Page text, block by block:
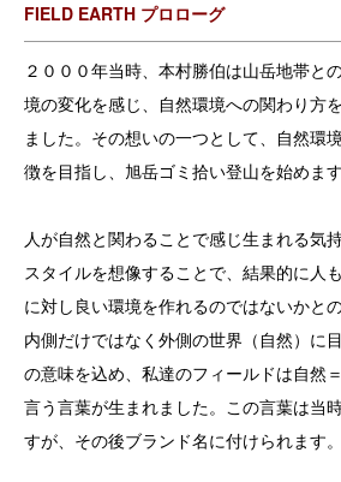
FIELD EARTH プロローグ
２０００年当時、本村勝伯は山岳地帯と
境の変化を感じ、自然環境への関わり方
ました。その想いの一つとして、自然環
徴を目指し、旭岳ゴミ拾い登山を始めます
人が自然と関わることで感じ生まれる気
スタイルを想像することで、結果的に人
に対し良い環境を作れるのではないかと
内側だけではなく外側の世界（自然）に
の意味を込め、私達のフィールドは自然
言う言葉が生まれました。この言葉は当
すが、その後ブランド名に付けられます。